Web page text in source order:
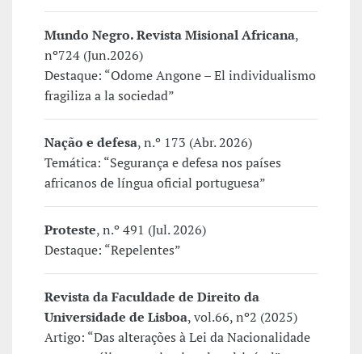
Mundo Negro. Revista Misional Africana,
nº724 (Jun.2026)
Destaque: “Odome Angone – El individualismo
fragiliza a la sociedad”
Nação e defesa, n.º 173 (Abr. 2026)
Temática: “Segurança e defesa nos países
africanos de língua oficial portuguesa”
Proteste, n.º 491 (Jul. 2026)
Destaque: “Repelentes”
Revista da Faculdade de Direito da
Universidade de Lisboa, vol.66, nº2 (2025)
Artigo: “Das alterações à Lei da Nacionalidade